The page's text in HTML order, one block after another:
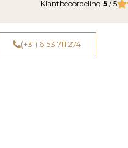
Klantbeoordeling 5 / 5
(+31) 6 53 711 274